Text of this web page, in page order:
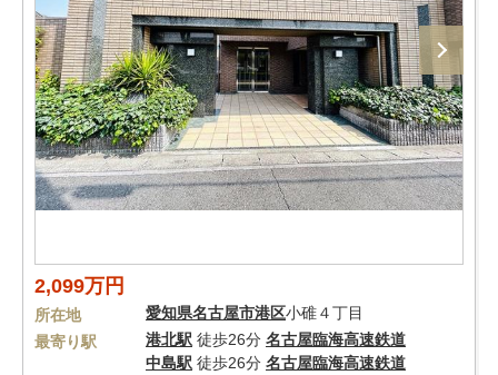
2,099万円
所在地 愛知県名古屋市港区小碓４丁目
最寄り駅
港北駅 徒歩26分 名古屋臨海高速鉄道
中島駅 徒歩26分 名古屋臨海高速鉄道